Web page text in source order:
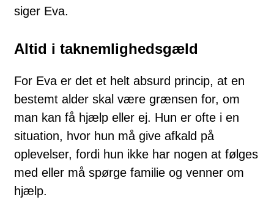
siger Eva.
Altid i taknemlighedsgæld
For Eva er det et helt absurd princip, at en
bestemt alder skal være grænsen for, om
man kan få hjælp eller ej. Hun er ofte i en
situation, hvor hun må give afkald på
oplevelser, fordi hun ikke har nogen at følges
med eller må spørge familie og venner om
hjælp.